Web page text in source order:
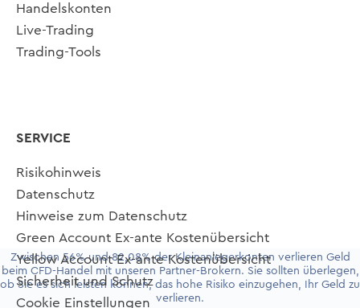
Zwischen 56% und 82,08% der Kleinanlegerkonten verlieren Geld
beim CFD-Handel mit unseren Partner-Brokern. Sie sollten überlegen,
ob Sie es sich leisten können, das hohe Risiko einzugehen, Ihr Geld zu
verlieren.
Handelskonten
Live-Trading
Trading-Tools
SERVICE
Risikohinweis
Datenschutz
Hinweise zum Datenschutz
Green Account Ex-ante Kostenübersicht
Yellow Account Ex-ante Kostenübersicht
Sicherheit und Schutz
Cookie Einstellungen